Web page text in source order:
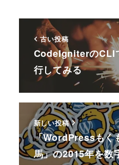
古い投稿
CodeIgniterのCLI
行してみる
新しい投稿
「WordPressもく
馬」の2015年を